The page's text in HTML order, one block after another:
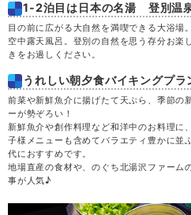
1-2泊目は日本の名湯 登別温
目の前に広がる大自然を満喫できる大浴場
空中露天風呂。登別の自然を思う存分お楽
きをお過しください。
うれしい朝夕食バイキングプラ
前菜や新鮮魚介に揚げたて天ぷら、季節の
ーが勢ぞろい！
新鮮魚介や創作料理など和洋中のお料理に
子様メニューも含めてバラエティ豊かに並
代におすすめです。
地場直産の食材や、のぐち北湯沢ファーム
事が人気♪